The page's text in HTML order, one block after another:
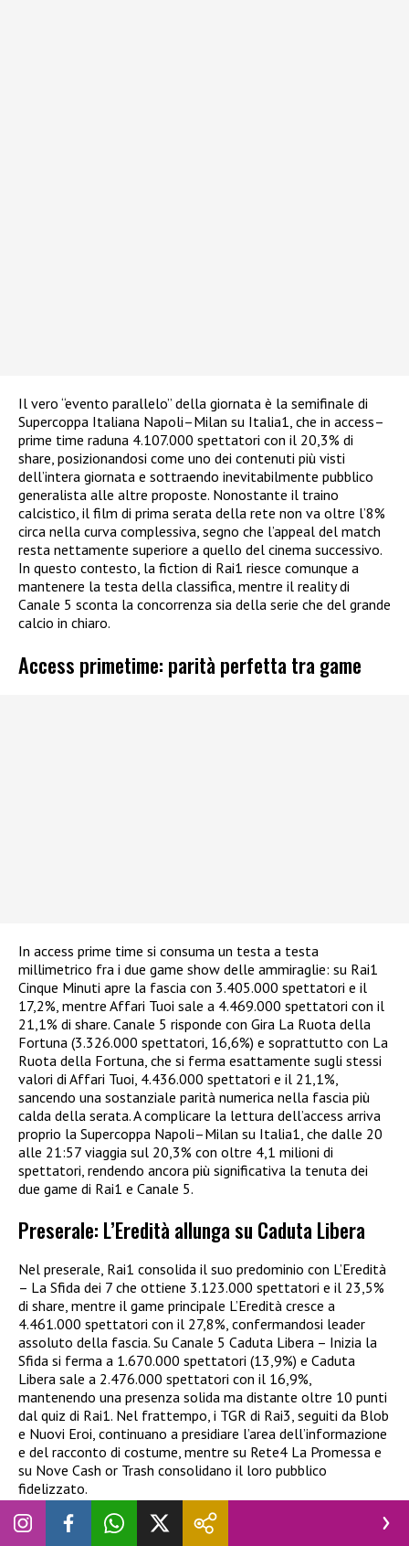
Il vero “evento parallelo” della giornata è la semifinale di
Supercoppa Italiana Napoli–Milan su Italia1, che in access–
prime time raduna 4.107.000 spettatori con il 20,3% di
share, posizionandosi come uno dei contenuti più visti
dell’intera giornata e sottraendo inevitabilmente pubblico
generalista alle altre proposte. Nonostante il traino
calcistico, il film di prima serata della rete non va oltre l’8%
circa nella curva complessiva, segno che l’appeal del match
resta nettamente superiore a quello del cinema successivo.
In questo contesto, la fiction di Rai1 riesce comunque a
mantenere la testa della classifica, mentre il reality di
Canale 5 sconta la concorrenza sia della serie che del grande
calcio in chiaro.​
Access primetime: parità perfetta tra game
In access prime time si consuma un testa a testa
millimetrico fra i due game show delle ammiraglie: su Rai1
Cinque Minuti apre la fascia con 3.405.000 spettatori e il
17,2%, mentre Affari Tuoi sale a 4.469.000 spettatori con il
21,1% di share. Canale 5 risponde con Gira La Ruota della
Fortuna (3.326.000 spettatori, 16,6%) e soprattutto con La
Ruota della Fortuna, che si ferma esattamente sugli stessi
valori di Affari Tuoi, 4.436.000 spettatori e il 21,1%,
sancendo una sostanziale parità numerica nella fascia più
calda della serata. A complicare la lettura dell’access arriva
proprio la Supercoppa Napoli–Milan su Italia1, che dalle 20
alle 21:57 viaggia sul 20,3% con oltre 4,1 milioni di
spettatori, rendendo ancora più significativa la tenuta dei
due game di Rai1 e Canale 5.​
Preserale: L’Eredità allunga su Caduta Libera
Nel preserale, Rai1 consolida il suo predominio con L’Eredità
– La Sfida dei 7 che ottiene 3.123.000 spettatori e il 23,5%
di share, mentre il game principale L’Eredità cresce a
4.461.000 spettatori con il 27,8%, confermandosi leader
assoluto della fascia. Su Canale 5 Caduta Libera – Inizia la
Sfida si ferma a 1.670.000 spettatori (13,9%) e Caduta
Libera sale a 2.476.000 spettatori con il 16,9%,
mantenendo una presenza solida ma distante oltre 10 punti
dal quiz di Rai1. Nel frattempo, i TGR di Rai3, seguiti da Blob
e Nuovi Eroi, continuano a presidiare l’area dell’informazione
e del racconto di costume, mentre su Rete4 La Promessa e
su Nove Cash or Trash consolidano il loro pubblico
fidelizzato.​
Daytime e bilancio della giornata